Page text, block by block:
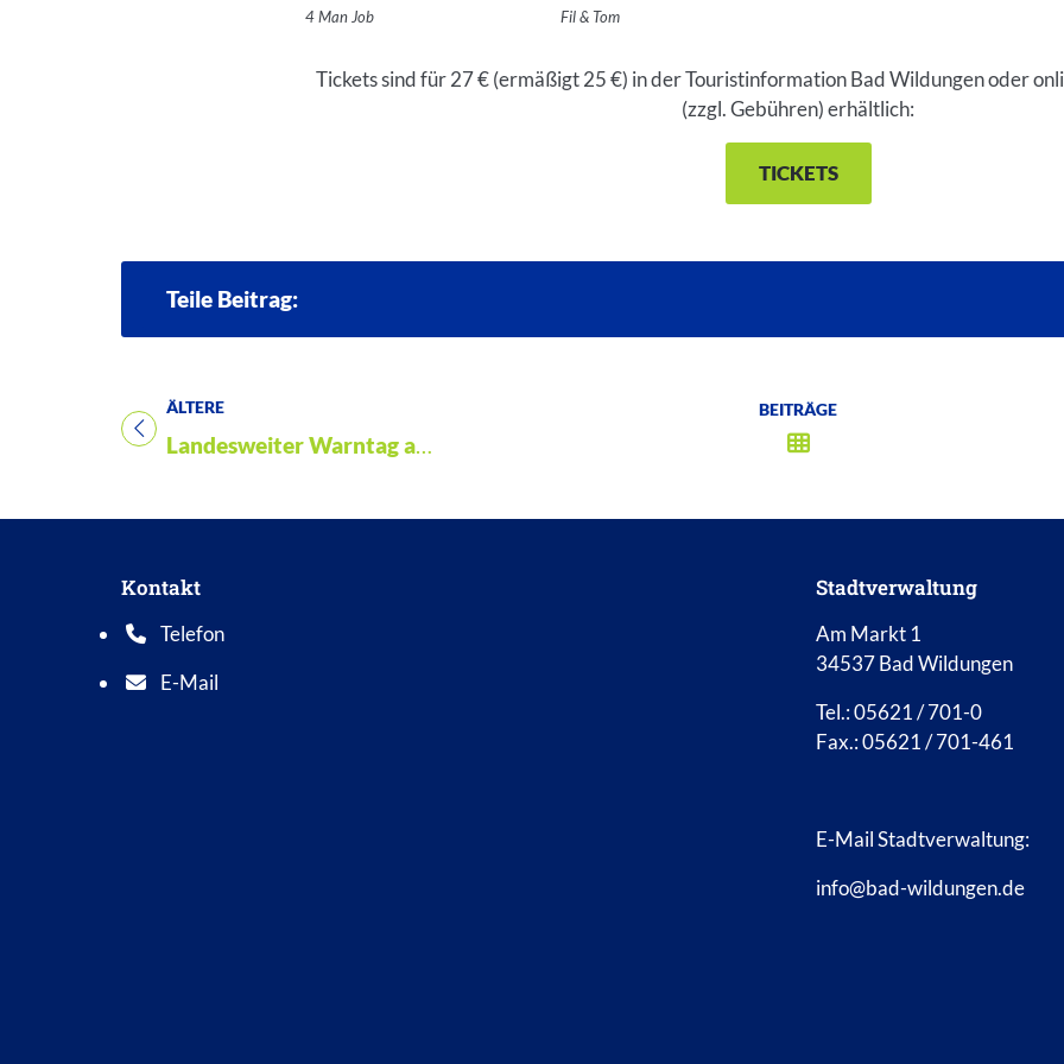
4 Man Job Fil & Tom
Tickets sind für 27 € (ermäßigt 25 €) in der Touristinformation Bad Wildungen oder
(zzgl. Gebühren) erhältlich:
TICKETS
Teile Beitrag:
ÄLTERE
Titel für Beitrag
Landesweiter Warntag am 13. März 2025
BEITRÄGE
Kontakt
Telefon
Telefonnummer: 0 5 6 2 1 7 0 1 0
E-Mail
E-Mail Adresse: info@bad-wildungen.de
Stadtverwaltung
Am Markt 1
34537 Bad Wildungen
Tel.: 05621 / 701-0
Fax.: 05621 / 701-461
E-Mail Stadtverwaltung:
info@bad-wildungen.de